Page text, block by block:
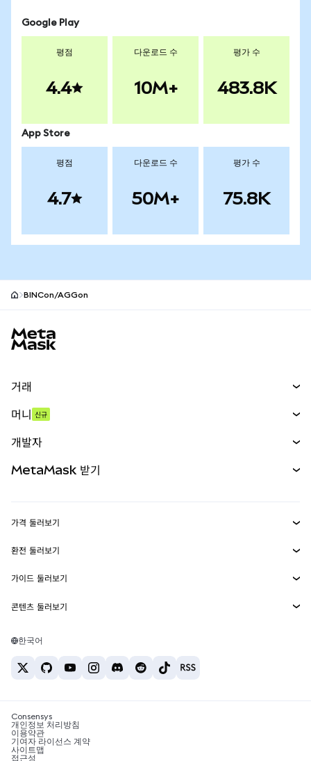
Google Play
평점
4.4
다운로드 수
10M+
평가 수
483.8K
App Store
평점
4.7
다운로드 수
50M+
평가 수
75.8K
BINCon/AGGon
거래
무기한 선물
실물자산
머니 신규
개발자
MetaMask Connect
Snaps
웹3 서비스
MetaMask 받기
보안
고객 지원
채용
가격 둘러보기
이더리움 가격
솔라나 가격
테더 가격
환전 둘러보기
ETH를 USD로 환전
USDT를 INR로 환전
BTC를 INR로 환전
ETH를 USDT로 환전
가이드 둘러보기
ETH 매수
USDT 매수
SHIB 매수
BNB 매수
콘텐츠 둘러보기
솔라나 지갑
암호화폐 세금 뉴스
암호화폐 매수 방법
한국어
Consensys
개인정보 처리방침
이용약관
기여자 라이선스 계약
사이트맵
접근성